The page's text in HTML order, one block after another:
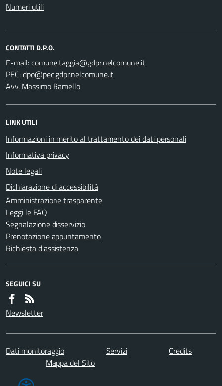
Numeri utili
CONTATTI D.P.O.
E-mail:
PEC:
Avv. Massimo Ramello
LINK UTILI
Informazioni in merito al trattamento dei dati personali
Informativa privacy
Note legali
Dichiarazione di accessibilità
Amministrazione trasparente
Leggi le FAQ
Segnalazione disservizio
Prenotazione appuntamento
Richiesta d'assistenza
SEGUICI SU
Newsletter
Dati monitoraggio Servizi
Credits
Mappa del Sito